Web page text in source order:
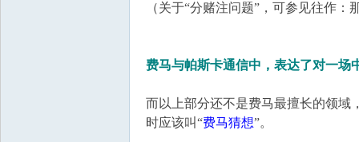
（关于“分赌注问题”，可参见往作
费马与帕斯卡通信中，表达了对一场
而以上部分还不是费马最擅长的领域
时应该叫“费马猜想”。